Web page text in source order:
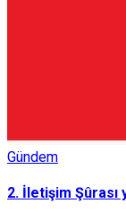
Gündem
2. İletişim Şûrası